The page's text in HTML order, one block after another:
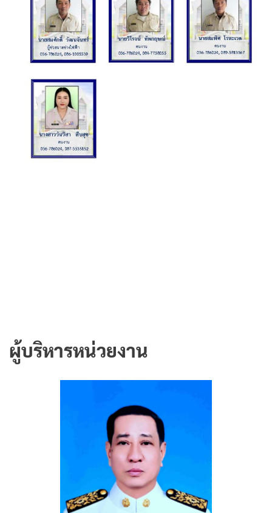
ผู้บริหารหน่วยงาน